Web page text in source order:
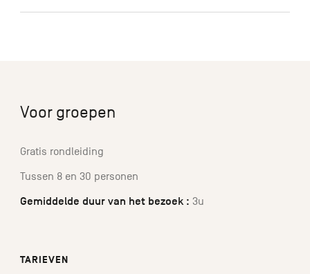
Voor groepen
Gratis rondleiding
Tussen 8 en 30 personen
Gemiddelde duur van het bezoek : 3u
TARIEVEN